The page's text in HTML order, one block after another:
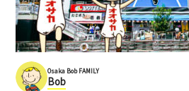
Osaka Bob FAMILY
Bob